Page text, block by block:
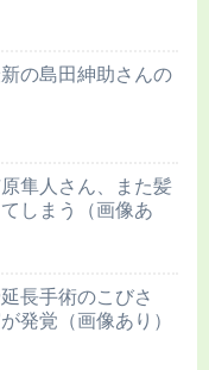
新の島田紳助さんの
原隼人さん、また髪
しまう（画像あ
長手術のこびさ
発覚（画像あり）